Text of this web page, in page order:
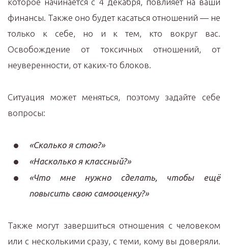
финансы. Также оно будет касаться отношений — не
только к себе, но и к тем, кто вокруг вас.
Освобождение от токсичных отношений, от
неуверенности, от каких-то блоков.
Ситуация может меняться, поэтому задайте себе
вопросы:
«Сколько я стою?»
«Насколько я классный?»
«Что мне нужно сделать, чтобы ещё
повысить свою самооценку?»
Также могут завершиться отношения с человеком
или с несколькими сразу, с теми, кому вы доверяли.